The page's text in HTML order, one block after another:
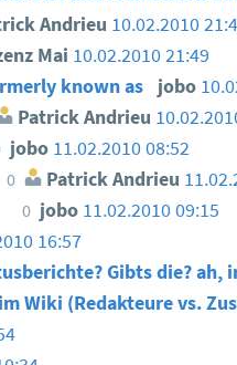
Andrieu 10.02.2010
Mai 10.02.2010 21:49
known as jobo
Patrick Andrieu
jobo 11.02.2010 08:52
0 Patrick Andrieu
0 jobo 11.02.2010 09:15
16:57
Gibts die? ah,
Wiki (Redakteure vs.